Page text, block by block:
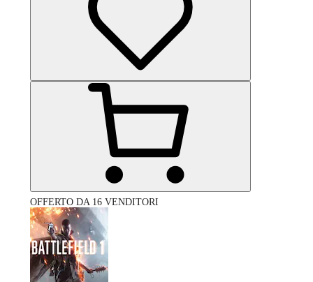
OFFERTO DA 16 VENDITORI